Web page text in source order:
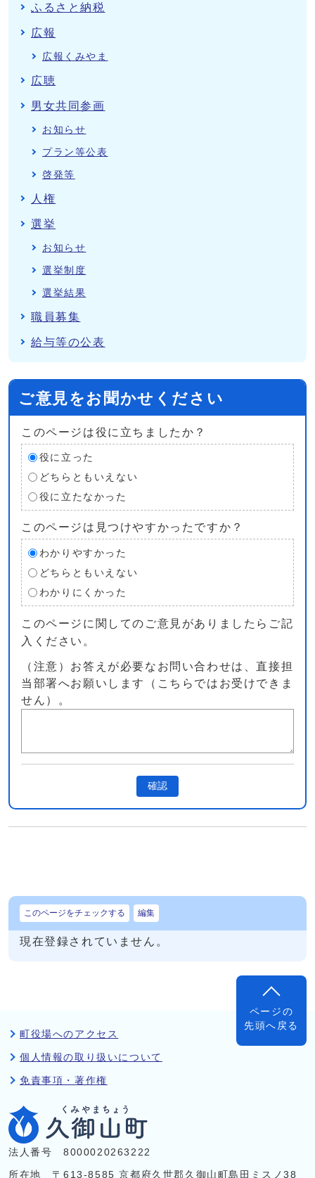
ふるさと納税
広報
広報くみやま
広聴
男女共同参画
お知らせ
プラン等公表
啓発等
人権
選挙
お知らせ
選挙制度
選挙結果
職員募集
給与等の公表
ご意見をお聞かせください
このページは役に立ちましたか？
役に立った
どちらともいえない
役に立たなかった
このページは見つけやすかったですか？
わかりやすかった
どちらともいえない
わかりにくかった
このページに関してのご意見がありましたらご記
入ください。
（注意）お答えが必要なお問い合わせは、直接担
当部署へお願いします（こちらではお受けできま
せん）。
確認
このページをチェックする 編集
現在登録されていません。
ページの
先頭へ戻る
町役場へのアクセス
個人情報の取り扱いについて
免責事項・著作権
法人番号 8000020263222
所在地 〒613-8585 京都府久世郡久御山町島田ミスノ38